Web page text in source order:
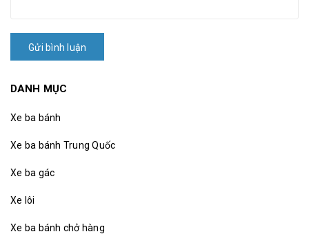
Gửi bình luận
DANH MỤC
Xe ba bánh
Xe ba bánh Trung Quốc
Xe ba gác
Xe lôi
Xe ba bánh chở hàng